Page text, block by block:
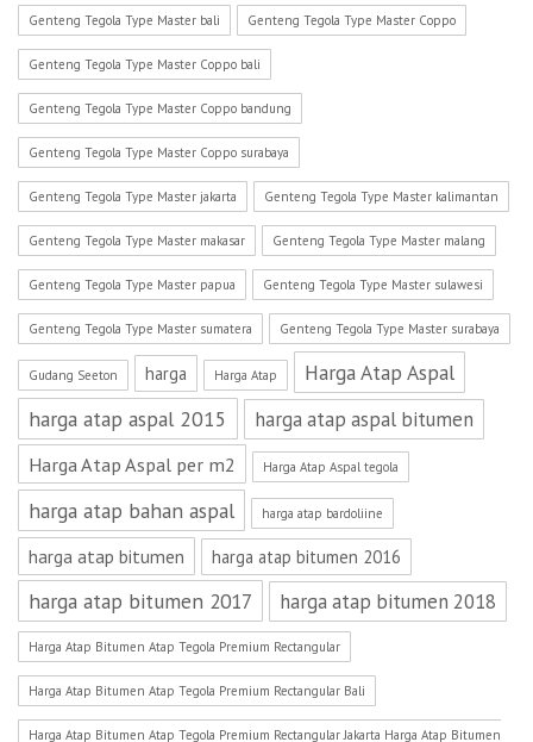
Genteng Tegola Type Master bali Genteng Tegola Type Master Coppo
Genteng Tegola Type Master Coppo bali
Genteng Tegola Type Master Coppo bandung
Genteng Tegola Type Master Coppo surabaya
Genteng Tegola Type Master jakarta Genteng Tegola Type Master kalimantan
Genteng Tegola Type Master makasar Genteng Tegola Type Master malang
Genteng Tegola Type Master papua Genteng Tegola Type Master sulawesi
Genteng Tegola Type Master sumatera Genteng Tegola Type Master surabaya
Gudang Seeton harga Harga Atap
Harga Atap Aspal
harga atap aspal 2015
harga atap aspal bitumen
Harga Atap Aspal per m2 Harga Atap Aspal tegola
harga atap bahan aspal harga atap bardoliine
harga atap bitumen harga atap bitumen 2016
harga atap bitumen 2017 harga atap bitumen 2018
Harga Atap Bitumen Atap Tegola Premium Rectangular
Harga Atap Bitumen Atap Tegola Premium Rectangular Bali
Harga Atap Bitumen Atap Tegola Premium Rectangular Jakarta Harga Atap Bitumen